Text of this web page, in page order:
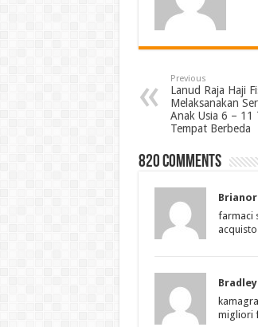
Previous
Lanud Raja Haji
Melaksanakan
Anak Usia 6 – 11
Tempat Berbeda
820 comments
farmaci
migliori